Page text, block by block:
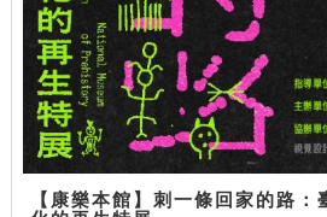
【康樂本館】刺一條回家的路：